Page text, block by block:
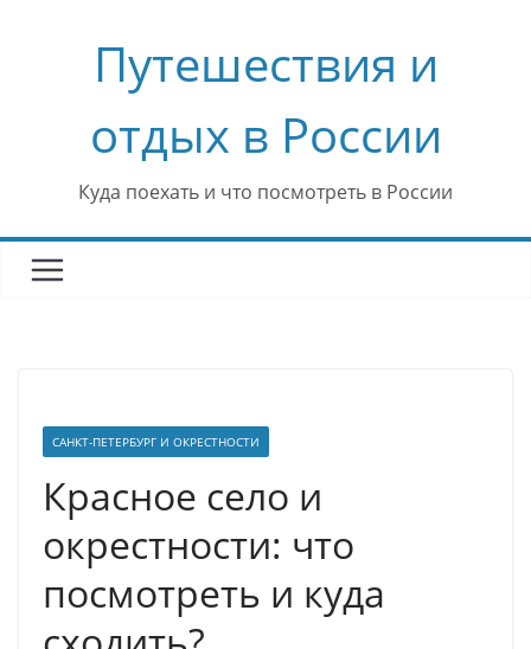
содержимомуПутешествия и
отдых в России
Куда поехать и что посмотреть в России
САНКТ-ПЕТЕРБУРГ И ОКРЕСТНОСТИ
Красное село и
окрестности: что
посмотреть и куда